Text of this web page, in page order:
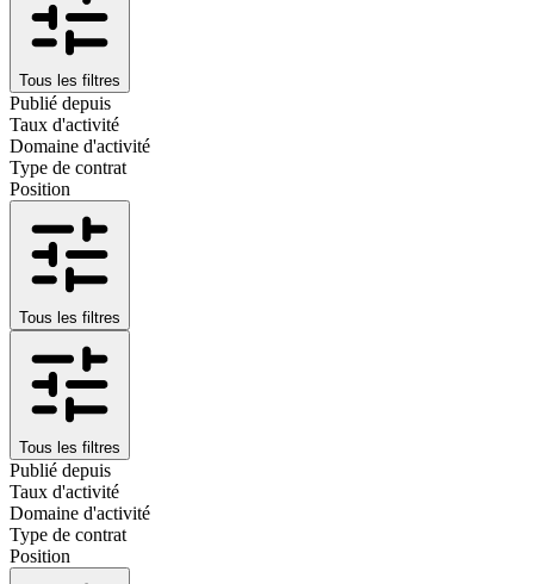
Tous les filtres
Publié depuis
Taux d'activité
Domaine d'activité
Type de contrat
Position
Tous les filtres
Tous les filtres
Publié depuis
Taux d'activité
Domaine d'activité
Type de contrat
Position